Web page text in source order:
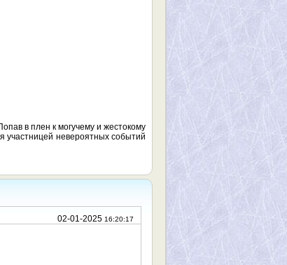
в плен к могучему и жестокому
участницей невероятных событий
02-01-2025 16:20:17